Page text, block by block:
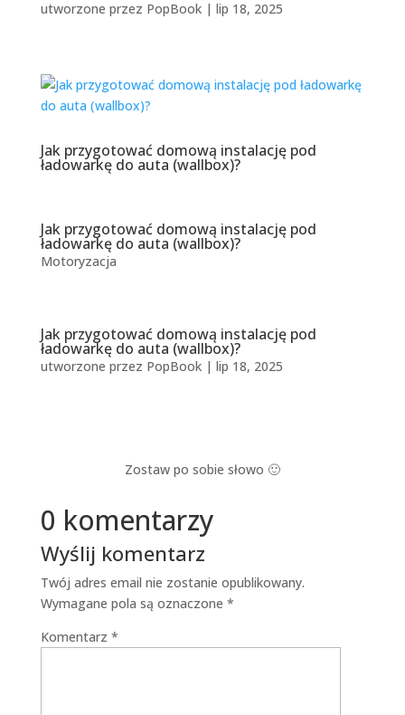
utworzone przez PopBook| lip 18, 2025
Jak przygotować domową instalację pod
ładowarkę do auta (wallbox)?
Jak przygotować domową instalację pod
ładowarkę do auta (wallbox)?
Motoryzacja
Jak przygotować domową instalację pod
ładowarkę do auta (wallbox)?
utworzone przez PopBook| lip 18, 2025
Zostaw po sobie słowo 🙂
0 komentarzy
Wyślij komentarz
Twój adres email nie zostanie opublikowany.
Wymagane pola są oznaczone *
Komentarz *